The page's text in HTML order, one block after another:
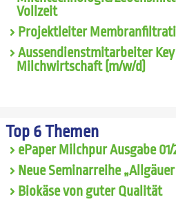
Vollzeit
Projektleiter
Aussendienstmitarbeiter
Milchwirtschaft (m/w/d)
Top 6 Themen
ePaper Milchpur Ausgabe 01/
Neue Seminarreihe
Biokäse von guter Qualität